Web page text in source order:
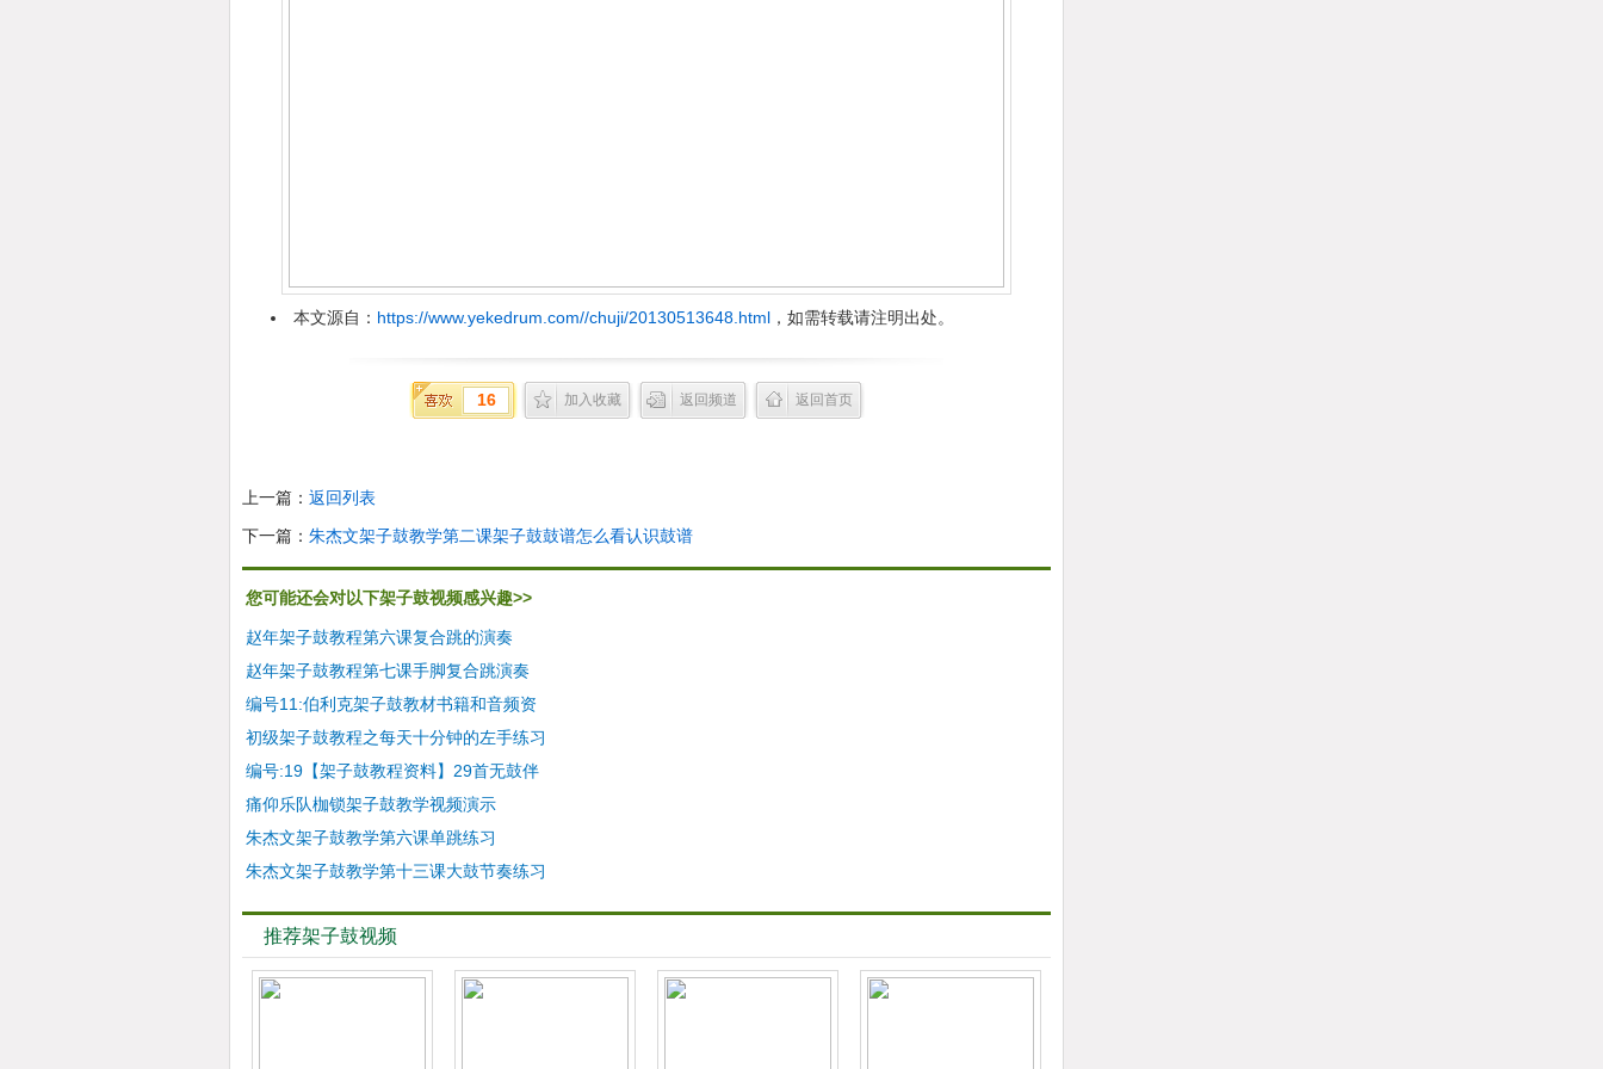
本文源自： https://www.yekedrum.com//chuji/20130513648.html ，如需转载请注明出处。
16 加入收藏 返回频道 返回首页
上一篇： 返回列表
下一篇： 朱杰文架子鼓教学第二课架子鼓鼓谱怎么看认识鼓谱
您可能还会对以下架子鼓视频感兴趣>>
赵年架子鼓教程第六课复合跳的演奏
赵年架子鼓教程第七课手脚复合跳演奏
编号11:伯利克架子鼓教材书籍和音频资
初级架子鼓教程之每天十分钟的左手练习
编号:19【架子鼓教程资料】29首无鼓伴
痛仰乐队枷锁架子鼓教学视频演示
朱杰文架子鼓教学第六课单跳练习
朱杰文架子鼓教学第十三课大鼓节奏练习
推荐架子鼓视频